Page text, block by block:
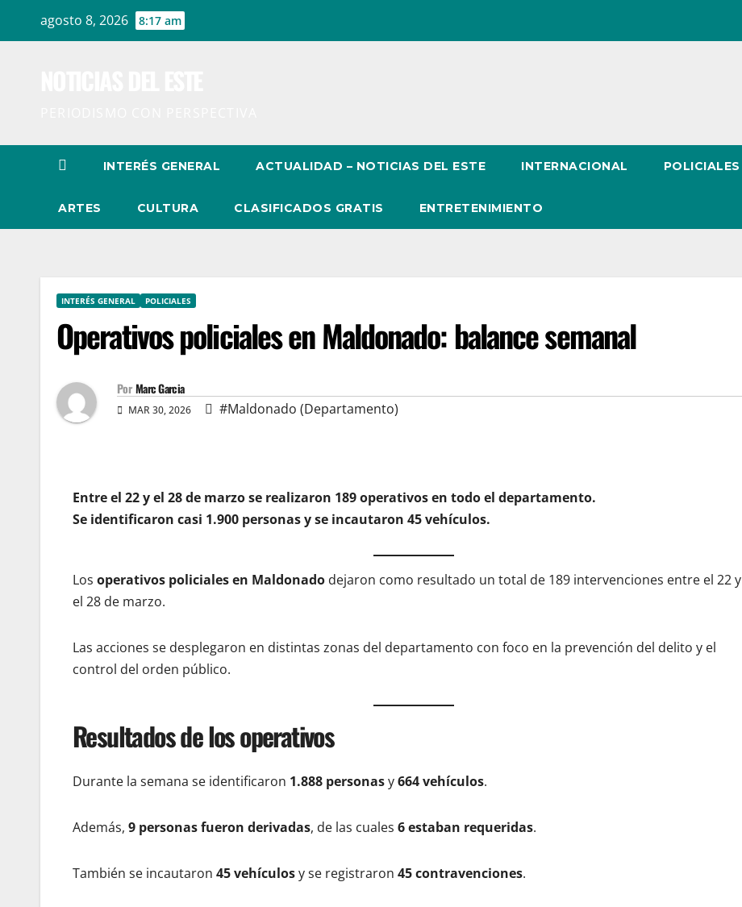
agosto 8, 2026 8:17 am
INTERÉS GENERAL ACTUALIDAD – NOTICIAS DEL ESTE INTERNACIONAL POLICIALES
ARTES CULTURA CLASIFICADOS GRATIS ENTRETENIMIENTO
INTERÉS GENERAL POLICIALES
Operativos policiales en Maldonado: balance semanal
Por Marc Garcia
MAR 30, 2026 #Maldonado (Departamento)
Entre el 22 y el 28 de marzo se realizaron 189 operativos en todo el departamento.
Se identificaron casi 1.900 personas y se incautaron 45 vehículos.
Los operativos policiales en Maldonado dejaron como resultado un total de 189 intervenciones entre el 22 y
el 28 de marzo.
Las acciones se desplegaron en distintas zonas del departamento con foco en la prevención del delito y el
control del orden público.
Resultados de los operativos
Durante la semana se identificaron 1.888 personasy664 vehículos.
Además, 9 personas fueron derivadas, de las cuales 6 estaban requeridas.
También se incautaron 45 vehículosy se registraron 45 contravenciones.